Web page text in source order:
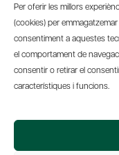
Per oferir les millors
(cookies) per
consentiment a aquestes
el comportament de
consentir o retirar el
característiques i funcions.
© 2026 Societat